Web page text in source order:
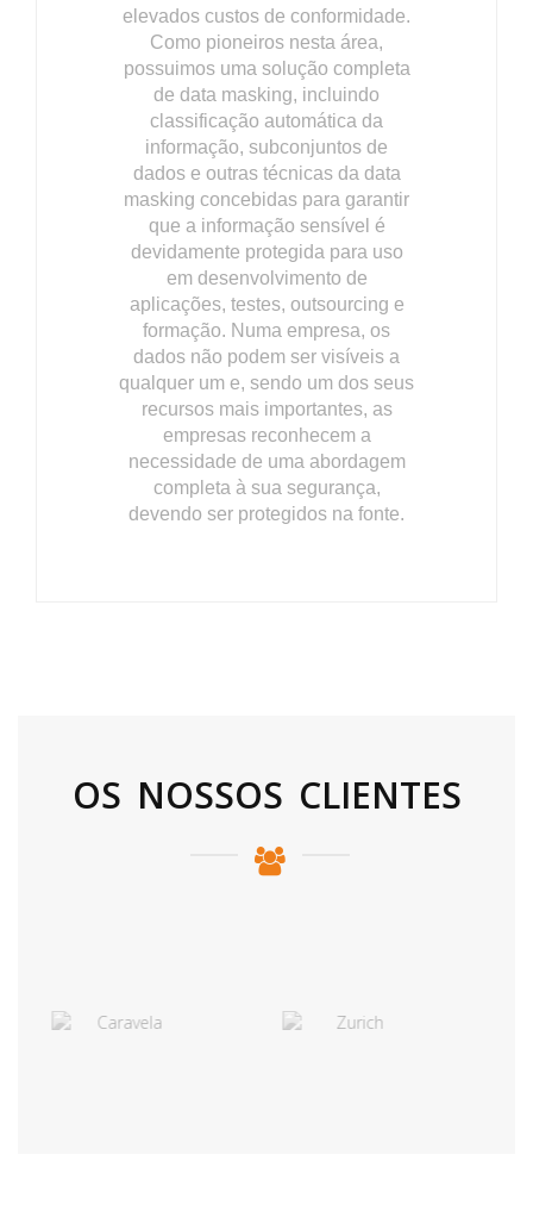
elevados custos de conformidade.
Como pioneiros nesta área,
possuimos uma solução completa
de data masking, incluindo
classificação automática da
informação, subconjuntos de
dados e outras técnicas da data
masking concebidas para garantir
que a informação sensível é
devidamente protegida para uso
em desenvolvimento de
aplicações, testes, outsourcing e
formação. Numa empresa, os
dados não podem ser visíveis a
qualquer um e, sendo um dos seus
recursos mais importantes, as
empresas reconhecem a
necessidade de uma abordagem
completa à sua segurança,
devendo ser protegidos na fonte.
OS NOSSOS CLIENTES